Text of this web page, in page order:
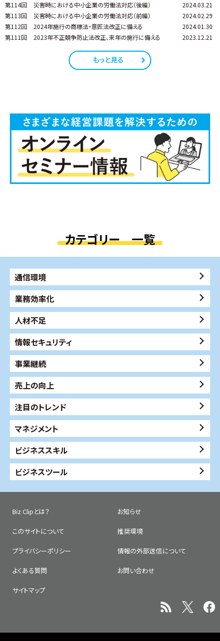
第114回
災害時における中小企業の労働法対応（後編）
2024.03.21
第113回
災害時における中小企業の労働法対応（前編）
2024.02.29
第112回
2024年施行の商標法・意匠法改正に備える
2024.01.30
第111回
2023年不正競争防止法改正、来年の施行に備える 2023.12.21
もっと見る
カテゴリー 一覧
通信環境
業務効率化
人材不足
情報セキュリティ
事業継続
売上の向上
注目のトレンド
マネジメント
ビジネススキル
ビジネスツール
Biz Clipとは？ お知らせ
このサイトについて 推奨環境
プライバシーポリシー 情報の外部送信について
よくある質問 お問い合わせ
サイトマップ